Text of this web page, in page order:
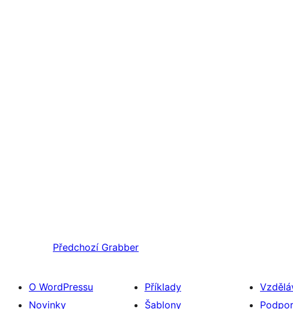
Předchozí Grabber
O WordPressu
Novinky
Příklady
Šablony